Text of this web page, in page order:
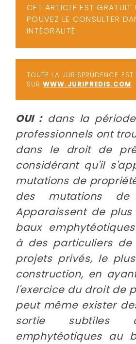
CET ARTICLE EST GRATUIT
POUVEZ LE CONSULTER
INTÉGRALITÉ
TOUTE LA JURISPRUDENCE EST
SURWWW.JURIPREDIS.COM
OUI :dans la
professionnels ont
dans le droit de
considérant qu'il
mutations de
des mutations de
Apparaissent de
baux
à des particuliers de
projets privés, le
construction, en
l'exercice du droit de
peut même exister
sortie subtiles
emphytéotiques au